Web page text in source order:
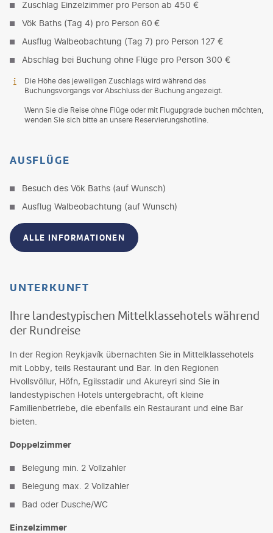
Zuschlag Einzelzimmer pro Person ab 450 €
Vök Baths (Tag 4) pro Person 60 €
Ausflug Walbeobachtung (Tag 7) pro Person 127 €
Abschlag bei Buchung ohne Flüge pro Person 300 €
Die Höhe des jeweiligen Zuschlags wird während des
Buchungsvorgangs vor Abschluss der Buchung angezeigt.
Wenn Sie die Reise ohne Flüge oder mit Flugupgrade buchen möchten,
wenden Sie sich bitte an unsere Reservierungshotline.
AUSFLÜGE
Besuch des Vök Baths (auf Wunsch)
Ausflug Walbeobachtung (auf Wunsch)
ALLE INFORMATIONEN
UNTERKUNFT
Ihre landestypischen Mittelklassehotels während
der Rundreise
In der Region Reykjavík übernachten Sie in Mittelklassehotels
mit Lobby, teils Restaurant und Bar. In den Regionen
Hvollsvöllur, Höfn, Egilsstadir und Akureyri sind Sie in
landestypischen Hotels untergebracht, oft kleine
Familienbetriebe, die ebenfalls ein Restaurant und eine Bar
bieten.
Doppelzimmer
Belegung min. 2 Vollzahler
Belegung max. 2 Vollzahler
Bad oder Dusche/WC
Einzelzimmer